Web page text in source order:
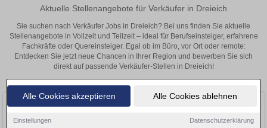
Alle Cookies akzeptieren Alle Cookies ablehnen
Einstellungen Datenschutzerklärung
Aktuelle Stellenangebote für Verkäufer in Dreieich
Sie suchen nach Verkäufer Jobs in Dreieich? Bei uns finden Sie aktuelle
Stellenangebote in Vollzeit und Teilzeit – ideal für Berufseinsteiger, erfahrene
Fachkräfte oder Quereinsteiger. Egal ob im Büro, vor Ort oder remote:
Entdecken Sie jetzt neue Chancen in Ihrer Region und bewerben Sie sich
direkt auf passende Verkäufer-Stellen in Dreieich!